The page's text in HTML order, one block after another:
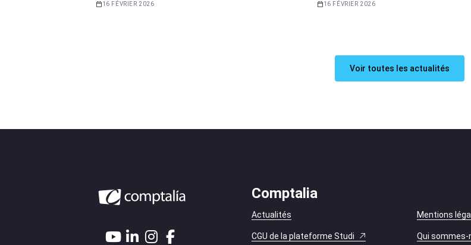
16 FÉVRIER 2026 16 FÉVRIER 2026
Voir toutes les actualités
Comptalia
Actualités
CGU de la plateforme Studi
Mentions
Qui sommes-